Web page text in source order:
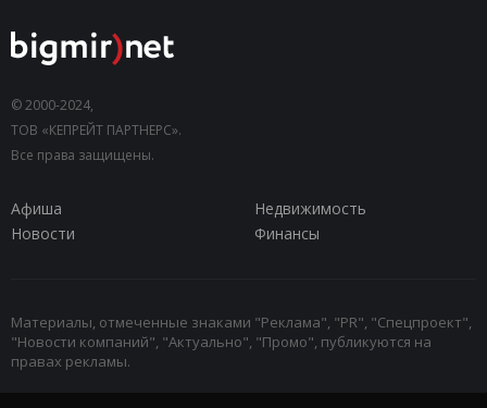
© 2000-2024,
ТОВ «КЕПРЕЙТ ПАРТНЕРС».
Все права защищены.
Афиша
Недвижимость
Новости
Финансы
Материалы, отмеченные знаками "Реклама", "PR", "Спецпроект",
"Новости компаний", "Актуально", "Промо", публикуются на
правах рекламы.